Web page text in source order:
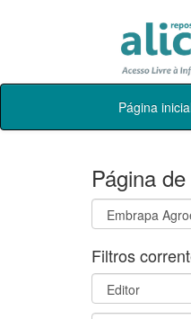
Skip
Página
Página
Filtros